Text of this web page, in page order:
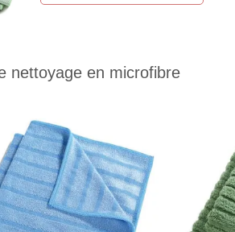
nettoyage en microfibre